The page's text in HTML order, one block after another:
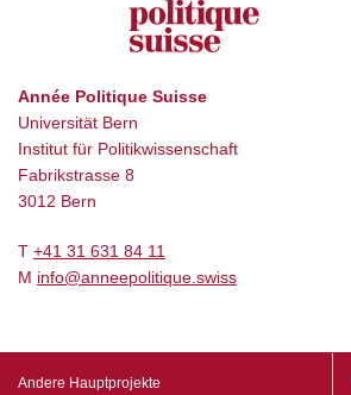
Année Politique Suisse
Universität Bern
Institut für Politikwissenschaft
Fabrikstrasse 8
3012 Bern
T +41 31 631 84 11
M info@anneepolitique.swiss
Andere Hauptprojekte